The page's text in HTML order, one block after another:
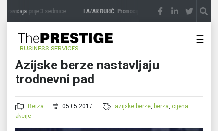
zavičajaprije 3 sedmice LAZAR ĐURIĆ: Promocija potencijal pretvara u destinaciju
BUSINESS SERVICES
☰
Azijske berze nastavljaju
trodnevni pad
Berza 05.05.2017. azijske berze, berza, cijena
akcije